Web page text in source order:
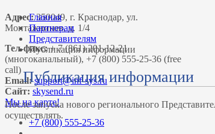
Адрес:350049, г. Краснодар, ул.
Монтажников, д. 1/4
Тел-факс:+ 7 (861) 201-12-21
(многоканальный), +7 (800) 555-25-36 (free
call)
Email:
Сайт: skysend.ru
Мы на карте!
+7 (800) 555-25-36
Главная
Партнерам
Представителям
Публикация информации
Публикация информации
После запуска нового регионального
осуществлять.